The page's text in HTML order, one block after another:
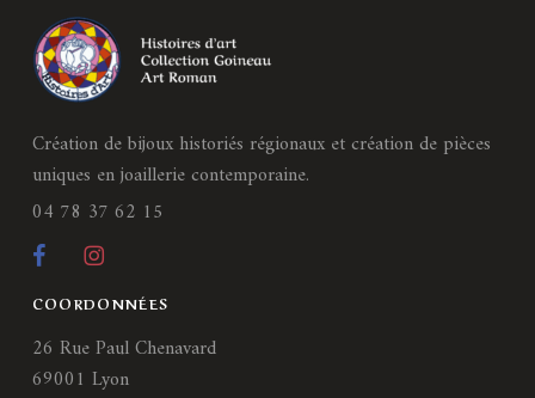
Création de bijoux historiés régionaux et création de pièces
uniques en joaillerie contemporaine.
04 78 37 62 15
COORDONNÉES
26 Rue Paul Chenavard
69001 Lyon